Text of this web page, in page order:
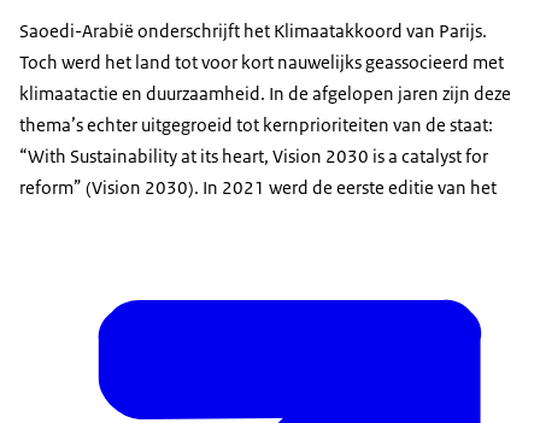
Saoedi-Arabië onderschrijft het Klimaatakkoord van Parijs.
Toch werd het land tot voor kort nauwelijks geassocieerd met
klimaatactie en duurzaamheid. In de afgelopen jaren zijn deze
thema’s echter uitgegroeid tot kernprioriteiten van de staat:
“With Sustainability at its heart, Vision 2030 is a catalyst for
reform” (Vision 2030). In 2021 werd de eerste editie van het